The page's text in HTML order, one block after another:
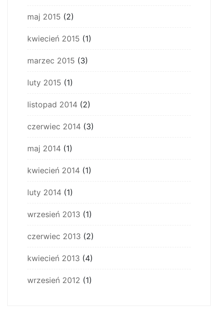
maj 2015 (2)
kwiecień 2015 (1)
marzec 2015 (3)
luty 2015 (1)
listopad 2014 (2)
czerwiec 2014 (3)
maj 2014 (1)
kwiecień 2014 (1)
luty 2014 (1)
wrzesień 2013 (1)
czerwiec 2013 (2)
kwiecień 2013 (4)
wrzesień 2012 (1)